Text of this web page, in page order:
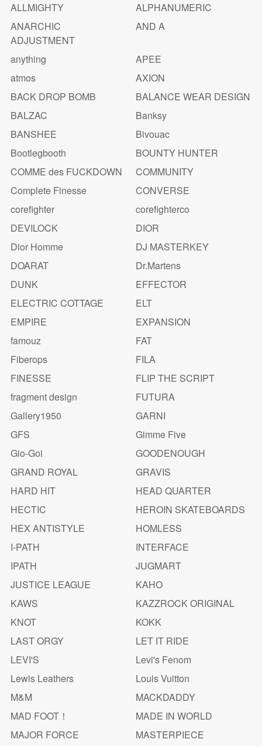
ALLMIGHTY
ALPHANUMERIC
ANARCHIC
ADJUSTMENT
AND A
anything
APEE
atmos
AXION
BACK DROP BOMB
BALANCE WEAR DESIGN
BALZAC
Banksy
BANSHEE
Bivouac
Bootlegbooth
BOUNTY HUNTER
COMME des FUCKDOWN
COMMUNITY
Complete Finesse
CONVERSE
corefighter
corefighterco
DEVILOCK
DIOR
Dior Homme
DJ MASTERKEY
DOARAT
Dr.Martens
DUNK
EFFECTOR
ELECTRIC COTTAGE
ELT
EMPIRE
EXPANSION
famouz
FAT
Fiberops
FILA
FINESSE
FLIP THE SCRIPT
fragment design
FUTURA
Gallery1950
GARNI
GFS
Gimme Five
Gio-Goi
GOODENOUGH
GRAND ROYAL
GRAVIS
HARD HIT
HEAD QUARTER
HECTIC
HEROIN SKATEBOARDS
HEX ANTISTYLE
HOMLESS
I-PATH
INTERFACE
IPATH
JUGMART
JUSTICE LEAGUE
KAHO
KAWS
KAZZROCK ORIGINAL
KNOT
KOKK
LAST ORGY
LET IT RIDE
LEVI'S
Levi's Fenom
Lewis Leathers
Louis Vuitton
M&M
MACKDADDY
MAD FOOT！
MADE IN WORLD
MAJOR FORCE
MASTERPIECE